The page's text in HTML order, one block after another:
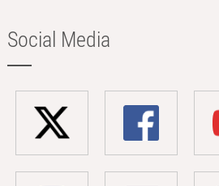
Social Media